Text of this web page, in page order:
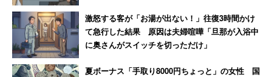
激怒する客が「お湯が出ない！」往復3時間かけ
て急行した結果 原因は夫婦喧嘩「旦那が入浴中
に奥さんがスイッチを切っただけ」
夏ボーナス「手取り8000円ちょっと」の女性 国